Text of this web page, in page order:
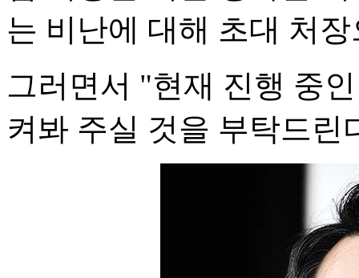
는 비난에 대해 초대 처
그러면서 "현재 진행 중
켜봐 주실 것을 부탁드린